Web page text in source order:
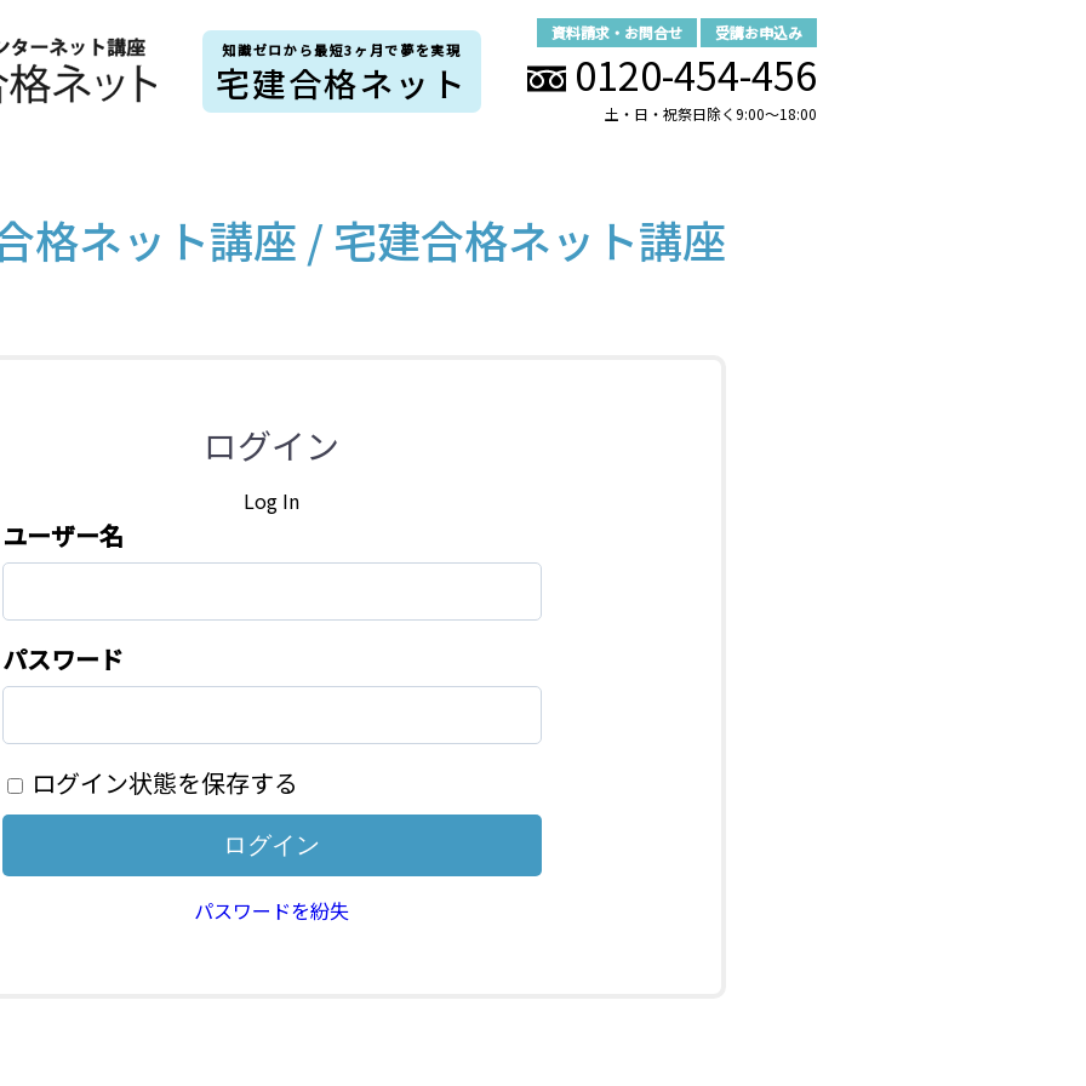
知識ゼロから最短3ヶ月で夢を実現
宅建合格ネット
資料請求・お問合せ 受講お申込み
0120-454-456
土・日・祝祭日除く9:00～18:00
格ネット講座 / 宅建合格ネット講座
ログイン
Log In
ユーザー名
パスワード
ログイン状態を保存する
パスワードを紛失